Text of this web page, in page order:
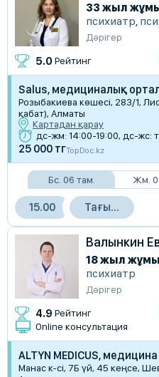
33 жыл
психиатр,
Дәрігер
5.0 Рейтинг
Salus, медициналық
Розыбакиева көшесі, 283/1,
қабат), Алматы
Картадан қарау
дс-жм: 14:00-19:00, дс-жс:
25 000 тгTopDoc.kz
Бс. 06 там. Жм.
15.00 Тағы…
Валынкин
18 жыл
психиатр
Дәрігер
4.9 Рейтинг
Online консультация
ALTYN MEDICUS,
Манас к-сі, 7Б үй, 45 кеңсе,